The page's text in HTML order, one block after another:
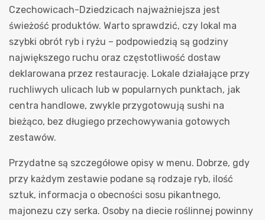
Czechowicach-Dziedzicach najważniejsza jest
świeżość produktów. Warto sprawdzić, czy lokal ma
szybki obrót ryb i ryżu – podpowiedzią są godziny
największego ruchu oraz częstotliwość dostaw
deklarowana przez restaurację. Lokale działające przy
ruchliwych ulicach lub w popularnych punktach, jak
centra handlowe, zwykle przygotowują sushi na
bieżąco, bez długiego przechowywania gotowych
zestawów.
Przydatne są szczegółowe opisy w menu. Dobrze, gdy
przy każdym zestawie podane są rodzaje ryb, ilość
sztuk, informacja o obecności sosu pikantnego,
majonezu czy serka. Osoby na diecie roślinnej powinny